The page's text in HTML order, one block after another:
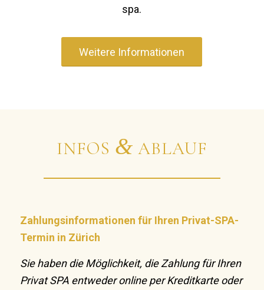
spa.
Weitere Informationen
INFOS & ABLAUF
Zahlungsinformationen für Ihren Privat-SPA-
Termin in Zürich
Sie haben die Möglichkeit, die Zahlung für Ihren
Privat SPA entweder online per Kreditkarte oder